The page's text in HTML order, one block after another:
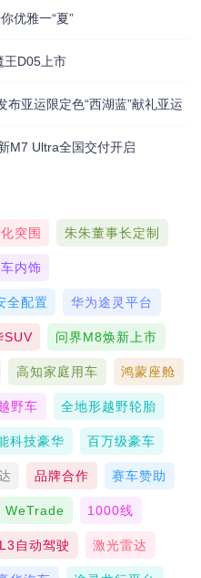
优雅一“夏”
王D05上市
亚运限定色“西湖蓝”献礼亚运
M7 Ultra全国交付开启
突围 朱朱董事长定制
内饰
全配置 华为途灵平台
SUV 问界M8焕新上市
高知家庭用车 鸿蒙座舱
野车 全地形越野轮胎
科技豪华 百万级豪车
品牌合作 赛车赞助
WeTrade 1000线
L3自动驾驶 激光雷达